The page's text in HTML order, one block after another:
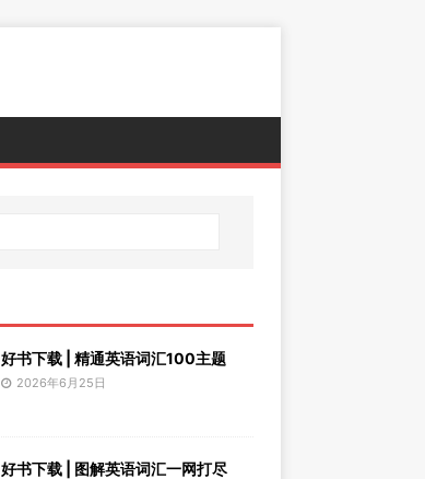
好书下载 | 精通英语词汇100主题
2026年6月25日
好书下载 | 图解英语词汇一网打尽